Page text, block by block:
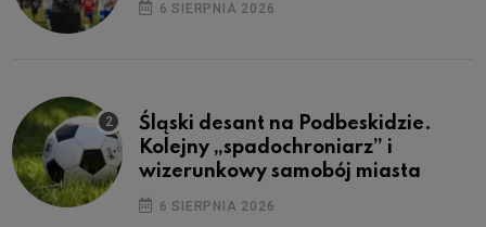
6 SIERPNIA 2026
Śląski desant na Podbeskidzie.
Kolejny „spadochroniarz” i
wizerunkowy samobój miasta
6 SIERPNIA 2026